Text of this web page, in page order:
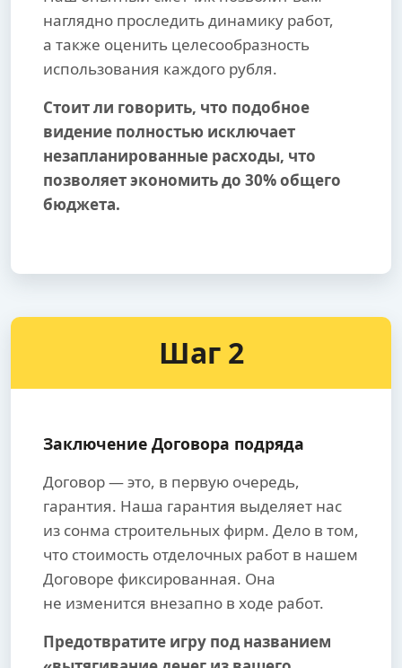
наглядно проследить динамику работ,
а также оценить целесообразность
использования каждого рубля.
Стоит ли говорить, что подобное
видение полностью исключает
незапланированные расходы, что
позволяет экономить до 30% общего
бюджета.
Шаг 2
Заключение Договора подряда
Договор — это, в первую очередь,
гарантия. Наша гарантия выделяет нас
из сонма строительных фирм. Дело в том,
что стоимость отделочных работ в нашем
Договоре фиксированная. Она
не изменится внезапно в ходе работ.
Предотвратите игру под названием